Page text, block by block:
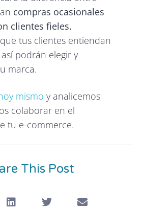
compras ocasionales
clientes fieles.
tus clientes entiendan
podrán elegir y
marca.
mismo y analicemos
colaborar en el
tu e-commerce.
This Post